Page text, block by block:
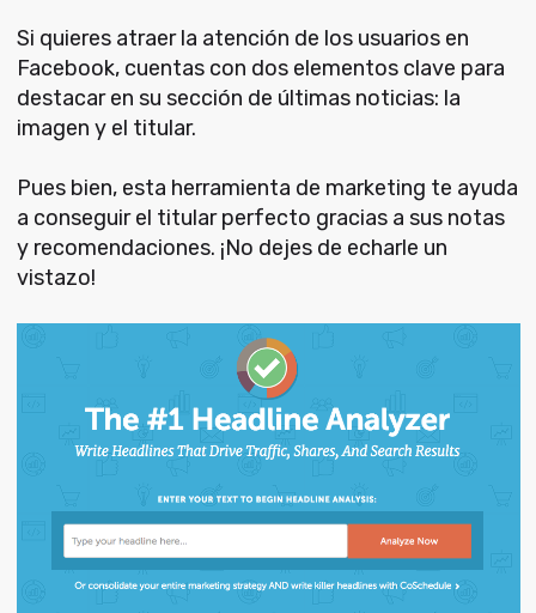
Si quieres atraer la atención de los usuarios en
Facebook, cuentas con dos elementos clave para
destacar en su sección de últimas noticias: la
imagen y el titular.
Pues bien, esta herramienta de marketing te ayuda
a conseguir el titular perfecto gracias a sus notas
y recomendaciones. ¡No dejes de echarle un
vistazo!